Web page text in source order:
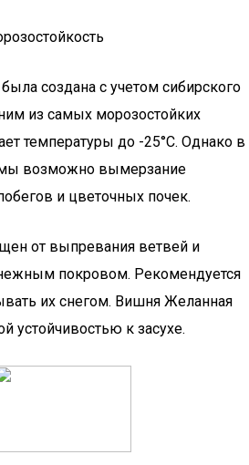
создана с учетом сибирского
из самых морозостойких
температуры до -25°C. Однако в
возможно вымерзание
и цветочных почек.
от выпревания ветвей и
покровом. Рекомендуется
их снегом. Вишня Желанная
устойчивостью к засухе.